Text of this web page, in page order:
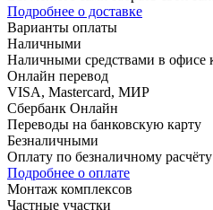
Подробнее о доставке
Варианты оплаты
Наличными
Наличными средствами в офисе
Онлайн перевод
VISA, Mastercard, МИР
Сбербанк Онлайн
Переводы на банковскую карту
Безналичными
Оплату по безналичному
Подробнее о оплате
Монтаж комплексов
Частные участки